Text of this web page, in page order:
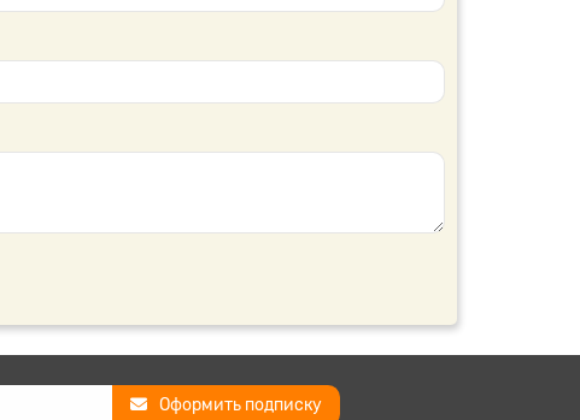
Оформить подписку